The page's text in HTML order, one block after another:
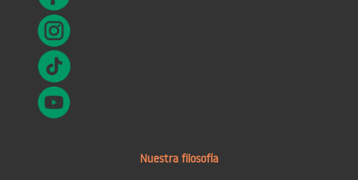
Nuestra filosofía